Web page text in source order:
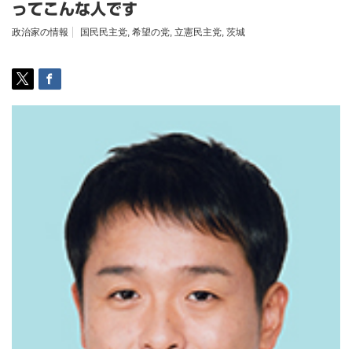
ってこんな人です
政治家の情報 国民民主党, 希望の党, 立憲民主党, 茨城